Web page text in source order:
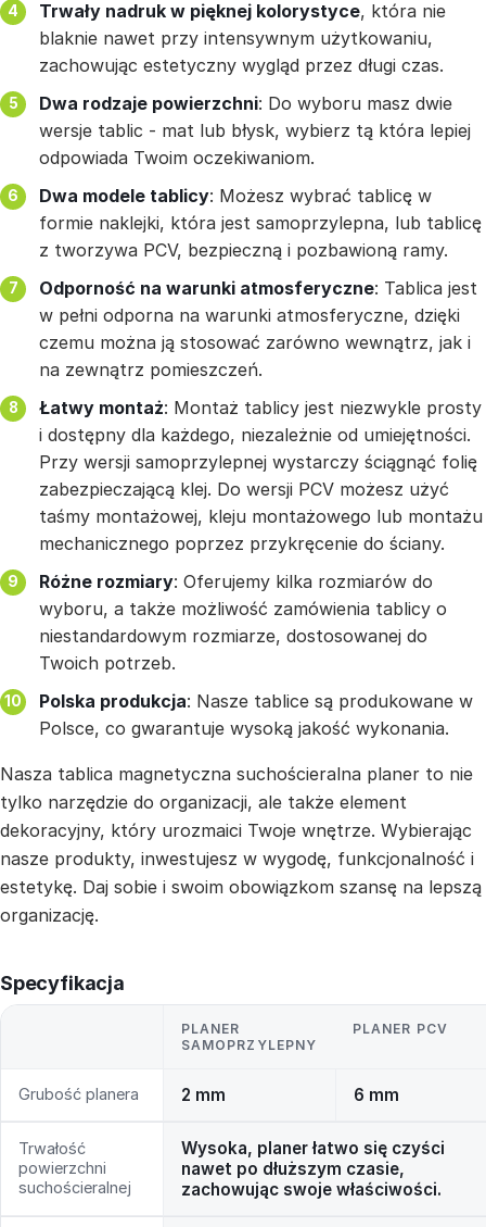
Trwały nadruk w pięknej kolorystyce, która nie
blaknie nawet przy intensywnym użytkowaniu,
zachowując estetyczny wygląd przez długi czas.
Dwa rodzaje powierzchni: Do wyboru masz dwie
wersje tablic - mat lub błysk, wybierz tą która lepiej
odpowiada Twoim oczekiwaniom.
Dwa modele tablicy: Możesz wybrać tablicę w
formie naklejki, która jest samoprzylepna, lub tablicę
z tworzywa PCV, bezpieczną i pozbawioną ramy.
Odporność na warunki atmosferyczne: Tablica jest
w pełni odporna na warunki atmosferyczne, dzięki
czemu można ją stosować zarówno wewnątrz, jak i
na zewnątrz pomieszczeń.
Łatwy montaż: Montaż tablicy jest niezwykle prosty
i dostępny dla każdego, niezależnie od umiejętności.
Przy wersji samoprzylepnej wystarczy ściągnąć folię
zabezpieczającą klej. Do wersji PCV możesz użyć
taśmy montażowej, kleju montażowego lub montażu
mechanicznego poprzez przykręcenie do ściany.
Różne rozmiary: Oferujemy kilka rozmiarów do
wyboru, a także możliwość zamówienia tablicy o
niestandardowym rozmiarze, dostosowanej do
Twoich potrzeb.
Polska produkcja: Nasze tablice są produkowane w
Polsce, co gwarantuje wysoką jakość wykonania.
Nasza tablica magnetyczna suchościeralna planer to nie
tylko narzędzie do organizacji, ale także element
dekoracyjny, który urozmaici Twoje wnętrze. Wybierając
nasze produkty, inwestujesz w wygodę, funkcjonalność i
estetykę. Daj sobie i swoim obowiązkom szansę na lepszą
organizację.
Specyfikacja
PLANER
SAMOPRZYLEPNY
PLANER PCV
Grubość planera 2 mm 6 mm
Trwałość
powierzchni
suchościeralnej
Wysoka, planer łatwo się czyści
nawet po dłuższym czasie,
zachowując swoje właściwości.